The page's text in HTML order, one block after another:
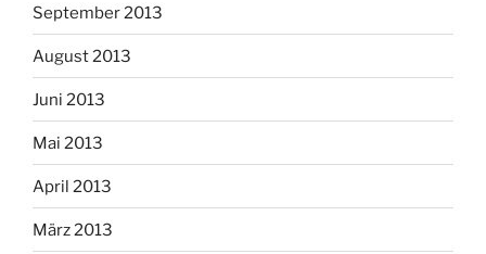
September 2013
August 2013
Juni 2013
Mai 2013
April 2013
März 2013